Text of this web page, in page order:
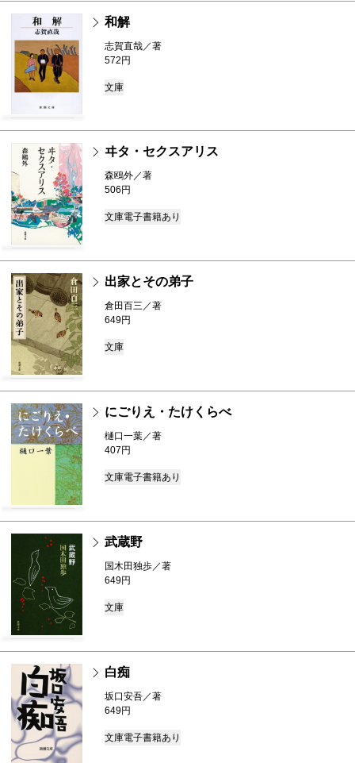
和解
志賀直哉／著
572円
文庫
ヰタ・セクスアリス
森鴎外／著
506円
文庫電子書籍あり
出家とその弟子
倉田百三／著
649円
文庫
にごりえ・たけくらべ
樋口一葉／著
407円
文庫電子書籍あり
武蔵野
国木田独歩／著
649円
文庫
白痴
坂口安吾／著
649円
文庫電子書籍あり